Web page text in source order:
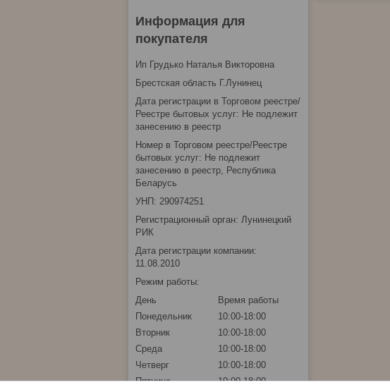
Информация для
покупателя
Ип Грудько Наталья Викторовна
Брестская область Г.Лунинец
Дата регистрации в Торговом реестре/
Реестре бытовых услуг: Не подлежит
занесению в реестр
Номер в Торговом реестре/Реестре
бытовых услуг: Не подлежит
занесению в реестр, Республика
Беларусь
УНП: 290974251
Регистрационный орган: Лунинецкий
РИК
Дата регистрации компании:
11.08.2010
Режим работы:
День
Время работы
Понедельник
10:00-18:00
Вторник
10:00-18:00
Среда
10:00-18:00
Четверг
10:00-18:00
Пятница
10:00-18:00